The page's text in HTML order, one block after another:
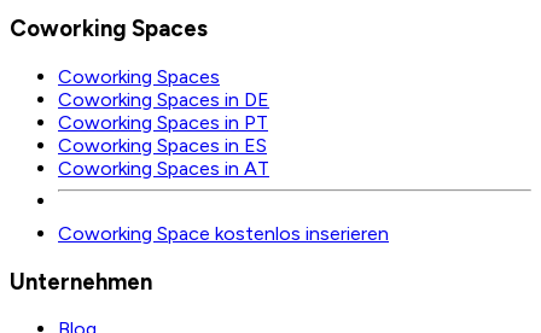
Coworking Spaces
Coworking Spaces
Coworking Spaces in DE
Coworking Spaces in PT
Coworking Spaces in ES
Coworking Spaces in AT
Coworking Space kostenlos inserieren
Unternehmen